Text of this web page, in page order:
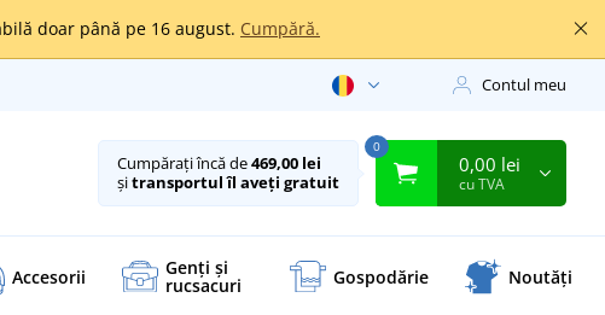
doar până pe 16 august. Cumpără.
Contul meu
Cumpărați încă de469,00 lei
șitransportul îl aveți gratuit
0
0,00 lei
cu TVA
Accesorii Genți și
rucsacuri Gospodărie Noutăți